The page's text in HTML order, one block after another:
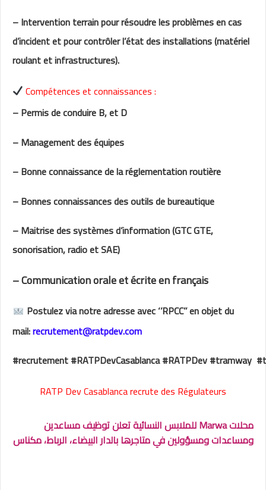
– Intervention terrain pour résoudre les problèmes en cas
d’incident et pour contrôler l’état des installations (matériel
roulant et infrastructures).
Compétences et connaissances :
– Permis de conduire B, et D
– Management des équipes
– Bonne connaissance de la réglementation routière
– Bonnes connaissances des outils de bureautique
– Maitrise des systèmes d’information (GTC GTE,
sonorisation, radio et SAE)
– Communication orale et écrite en français
Postulez via notre adresse avec ‘’RPCC’’ en objet du
mail:recrutement@ratpdev.com
#recrutement #RATPDevCasablanca #RATPDev #tramway
RATP Dev Casablanca recrute des Régulateurs
محلات Marwa للملابس النسائية تعلن توظيف مساعدين
ومساعدات ومسؤولين في متاجرها بالدار البيضاء، الرباط، مكناس